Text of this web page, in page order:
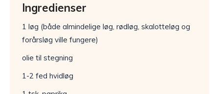
Ingredienser
1 løg (både almindelige løg, rødløg, skalotteløg og
forårsløg ville fungere)
olie til stegning
1-2 fed hvidløg